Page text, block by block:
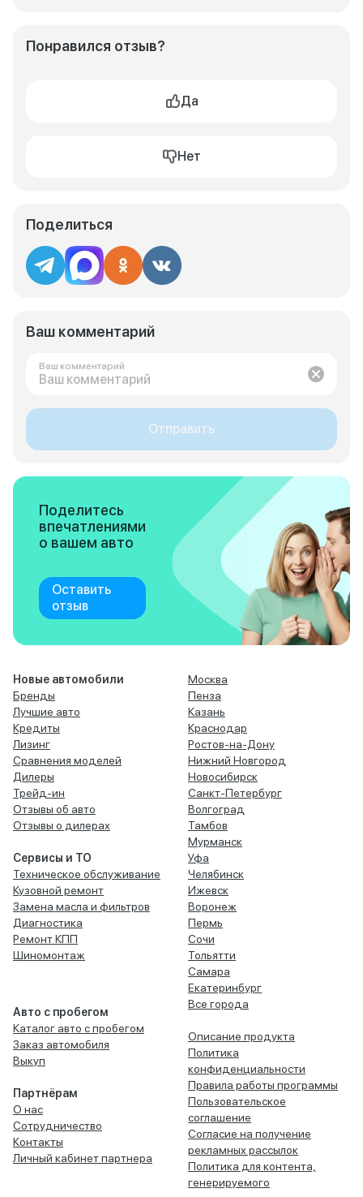
Понравился отзыв?
Да
Нет
Поделиться
Ваш комментарий
Ваш комментарий
Отправить
Поделитесь
впечатлениями
о вашем авто
Оставить
отзыв
Новые автомобили
Бренды
Лучшие авто
Кредиты
Лизинг
Сравнения моделей
Дилеры
Трейд-ин
Отзывы об авто
Отзывы о дилерах
Сервисы и ТО
Техническое обслуживание
Кузовной ремонт
Замена масла и фильтров
Диагностика
Ремонт КПП
Шиномонтаж
Авто с пробегом
Каталог авто с пробегом
Заказ автомобиля
Выкуп
Партнёрам
О нас
Сотрудничество
Контакты
Личный кабинет партнера
Москва
Пенза
Казань
Краснодар
Ростов-на-Дону
Нижний Новгород
Новосибирск
Санкт-Петербург
Волгоград
Тамбов
Мурманск
Уфа
Челябинск
Ижевск
Воронеж
Пермь
Сочи
Тольятти
Самара
Екатеринбург
Все города
Описание продукта
Политика
конфиденциальности
Правила работы программы
Пользовательское
соглашение
Согласие на получение
рекламных рассылок
Политика для контента,
генерируемого